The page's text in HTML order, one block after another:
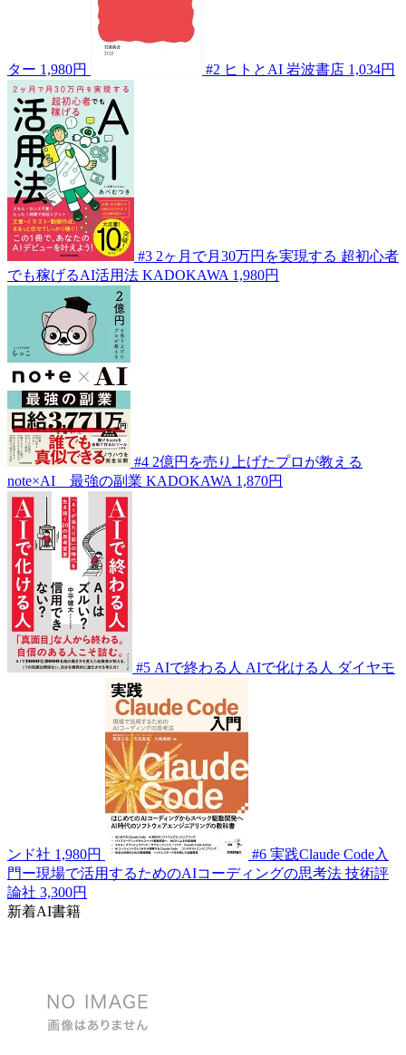
ター 1,980円 #2 ヒトとAI 岩波書店 1,034円
#3 2ヶ月で月30万円を実現する 超初心者
でも稼げるAI活用法 KADOKAWA 1,980円
#4 2億円を売り上げたプロが教える
note×AI 最強の副業 KADOKAWA 1,870円
#5 AIで終わる人 AIで化ける人 ダイヤモ
ンド社 1,980円 #6 実践Claude Code入
門ー現場で活用するためのAIコーディングの思考法 技術評
論社 3,300円
新着AI書籍